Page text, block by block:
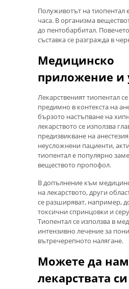
Полуживотът на тиопентал
часа. В организма
до пентобарбитал.
съставка се разгражда в
Медицинско
приложение и
Лекарственият тиопентал
предимно в контекста на
бързото настъпване на
лекарството се използва
предизвикване на
неусложнени пациенти,
тиопентал е популярно
веществото пропофол.
В допълнение към
на лекарството, други
се разширяват, например,
токсични спринцовки и
Тиопентал се използва в
интензивно лечение за
вътречерепното налягане.
Можете да
лекарствата